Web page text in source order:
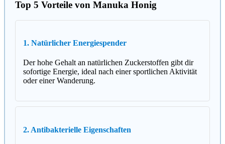
Top 5 Vorteile von Manuka Honig
1. Natürlicher Energiespender
Der hohe Gehalt an natürlichen Zuckerstoffen gibt dir
sofortige Energie, ideal nach einer sportlichen Aktivität
oder einer Wanderung.
2. Antibakterielle Eigenschaften